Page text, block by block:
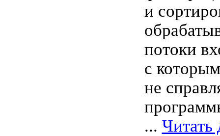
и
потоки
с
не
... Читать